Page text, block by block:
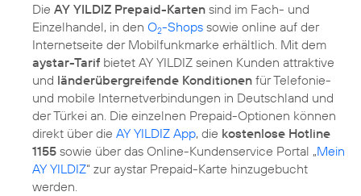
Die AY YILDIZ Prepaid-Karten sind im Fach- und
Einzelhandel, in den O2-Shops sowie online auf der
Internetseite der Mobilfunkmarke erhältlich. Mit dem
aystar-Tarif bietet AY YILDIZ seinen Kunden attraktive
und länderübergreifende Konditionen für Telefonie-
und mobile Internetverbindungen in Deutschland und
der Türkei an. Die einzelnen Prepaid-Optionen können
direkt über die AY YILDIZ App, die kostenlose Hotline
1155 sowie über das Online-Kundenservice Portal „Mein
AY YILDIZ“ zur aystar Prepaid-Karte hinzugebucht
werden.